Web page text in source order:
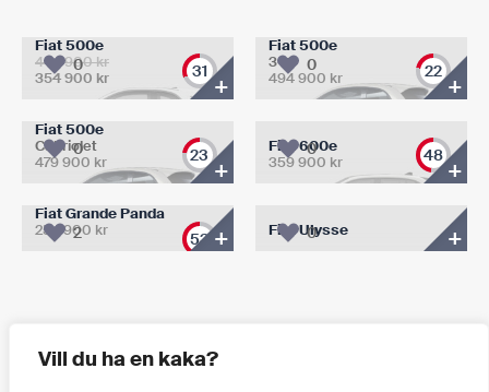
Vill du ha en kaka?
Fiat 500e
444 900krDet
ursprungliga
priset
354 900 kr
priset
är:
354
31
0
+
Fiat 500e
3+1
494 900 kr 22
0
+
Fiat 500e
Cabriolet
479 900 kr 23
0
+
Fiat 600e
359 900 kr 48
0
+
Fiat Grande Panda
254 900 kr 53
2 + Fiat Ulysse
0 +
Hittat fel? Förslag på förbättringar?